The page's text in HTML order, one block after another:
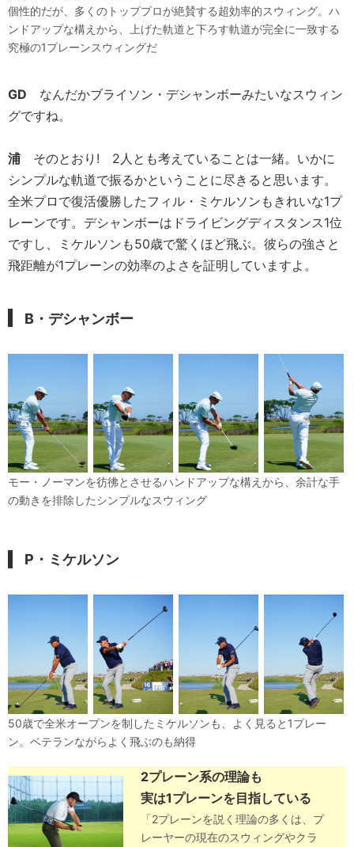
個性的だが、多くのトッププロが絶賛する超効率的スウィング。ハ
ンドアップな構えから、上げた軌道と下ろす軌道が完全に一致する
究極の1プレーンスウィングだ
GD なんだかブライソン・デシャンボーみたいなスウィン
グですね。
浦 そのとおり! 2人とも考えていることは一緒。いかに
シンプルな軌道で振るかということに尽きると思います。
全米プロで復活優勝したフィル・ミケルソンもきれいな1プ
レーンです。デシャンボーはドライビングディスタンス1位
ですし、ミケルソンも50歳で驚くほど飛ぶ。彼らの強さと
飛距離が1プレーンの効率のよさを証明していますよ。
B・デシャンボー
モー・ノーマンを彷彿とさせるハンドアップな構えから、余計な手
の動きを排除したシンプルなスウィング
P・ミケルソン
50歳で全米オープンを制したミケルソンも、よく見ると1プレー
ン。ベテランながらよく飛ぶのも納得
2プレーン系の理論も
実は1プレーンを目指している
「2プレーンを説く理論の多くは、プ
レーヤーの現在のスウィングやクラ